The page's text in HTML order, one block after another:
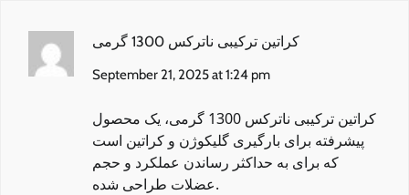
کراتین ترکیبی ناترکس 1300 گرمی
September 21, 2025 at 1:24 pm
کراتین ترکیبی ناترکس 1300 گرمی
، یک محصول
پیشرفته برای بارگیری گلیکوژن و کراتین است
که برای به حداکثر رساندن عملکرد و حجم
عضلات طراحی شده.